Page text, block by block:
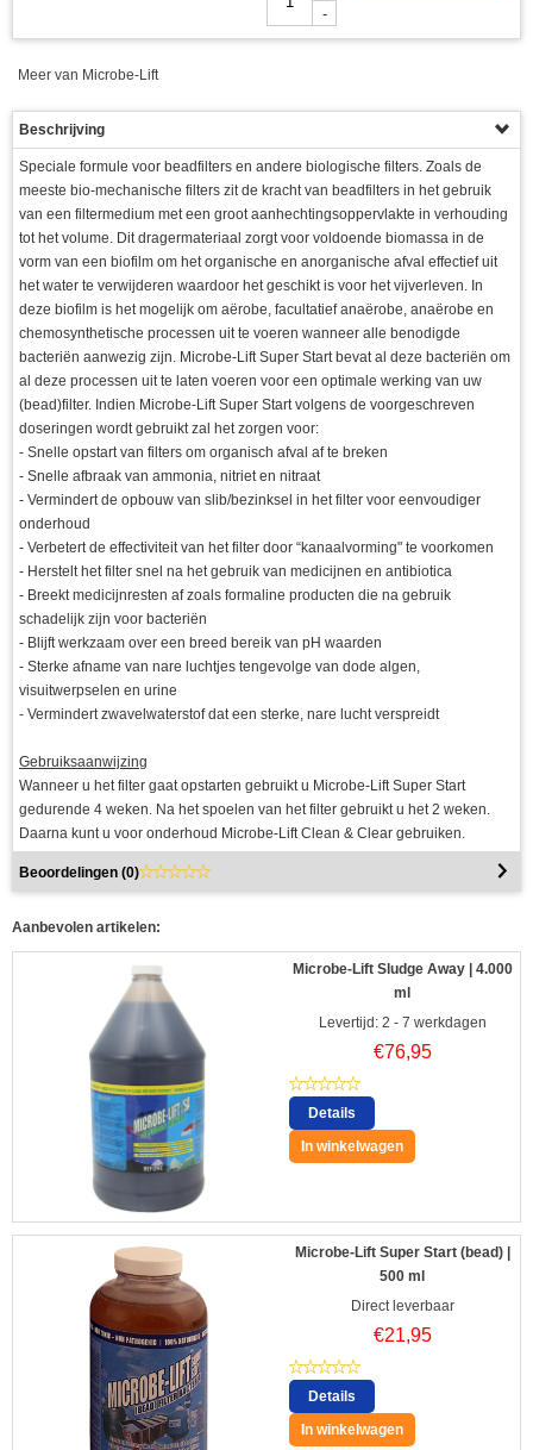
-
Meer van Microbe-Lift
Beschrijving
Speciale formule voor beadfilters en andere biologische filters. Zoals de
meeste bio-mechanische filters zit de kracht van beadfilters in het gebruik
van een filtermedium met een groot aanhechtingsoppervlakte in verhouding
tot het volume. Dit dragermateriaal zorgt voor voldoende biomassa in de
vorm van een biofilm om het organische en anorganische afval effectief uit
het water te verwijderen waardoor het geschikt is voor het vijverleven. In
deze biofilm is het mogelijk om aërobe, facultatief anaërobe, anaërobe en
chemosynthetische processen uit te voeren wanneer alle benodigde
bacteriën aanwezig zijn. Microbe-Lift Super Start bevat al deze bacteriën om
al deze processen uit te laten voeren voor een optimale werking van uw
(bead)filter. Indien Microbe-Lift Super Start volgens de voorgeschreven
doseringen wordt gebruikt zal het zorgen voor:
- Snelle opstart van filters om organisch afval af te breken
- Snelle afbraak van ammonia, nitriet en nitraat
- Vermindert de opbouw van slib/bezinksel in het filter voor eenvoudiger
onderhoud
- Verbetert de effectiviteit van het filter door “kanaalvorming" te voorkomen
- Herstelt het filter snel na het gebruik van medicijnen en antibiotica
- Breekt medicijnresten af zoals formaline producten die na gebruik
schadelijk zijn voor bacteriën
- Blijft werkzaam over een breed bereik van pH waarden
- Sterke afname van nare luchtjes tengevolge van dode algen,
visuitwerpselen en urine
- Vermindert zwavelwaterstof dat een sterke, nare lucht verspreidt
Gebruiksaanwijzing
Wanneer u het filter gaat opstarten gebruikt u Microbe-Lift Super Start
gedurende 4 weken. Na het spoelen van het filter gebruikt u het 2 weken.
Daarna kunt u voor onderhoud Microbe-Lift Clean & Clear gebruiken.
Beoordelingen (0)
Aanbevolen artikelen:
Microbe-Lift Sludge Away | 4.000
ml
Levertijd: 2 - 7 werkdagen
€76,95
Details
In winkelwagen
Microbe-Lift Super Start (bead) |
500 ml
Direct leverbaar
€21,95
Details
In winkelwagen